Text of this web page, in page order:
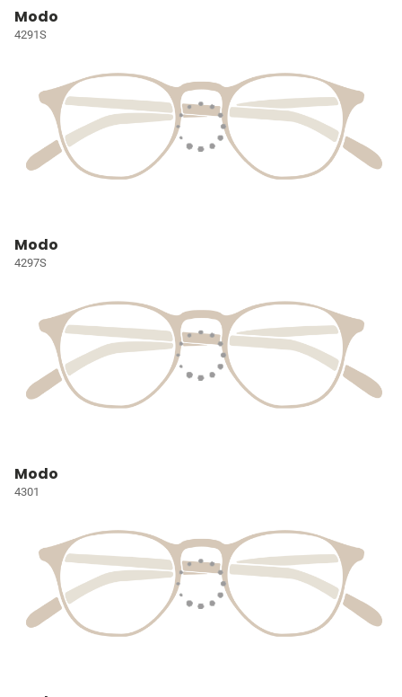
Modo
4291S
Modo
4297S
Modo
4301